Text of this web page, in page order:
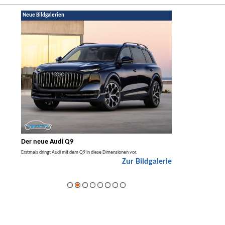
Neue Bildgalerien
Der neue Audi Q9
Erstmals dringt Audi mit dem Q9 in diese Dimensionen vor.
Zur Bildgalerie